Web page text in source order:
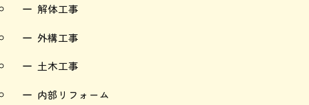
解体工事
外構工事
土木工事
内部リフォーム